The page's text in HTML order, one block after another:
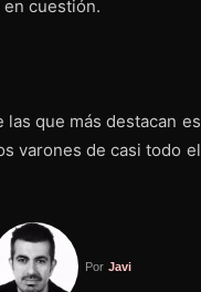
cuestión.
que más destacan es
varones de casi todo el
Por Javi